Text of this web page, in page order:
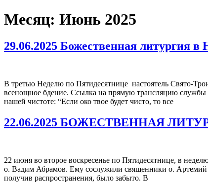
Месяц: Июнь 2025
29.06.2025 Божественная литургия
В третью Неделю по Пятидесятнице настоятель Свято-
всенощное бдение. Ссылка на прямую трансляцию
нашей чистоте: “Если око твое будет чисто, то все
22.06.2025 БОЖЕСТВЕННАЯ
22 июня во второе воскресенье по Пятидесятнице, в
о. Вадим Абрамов. Ему сослужили священники о. Артемий
получив распространения, было забыто. В